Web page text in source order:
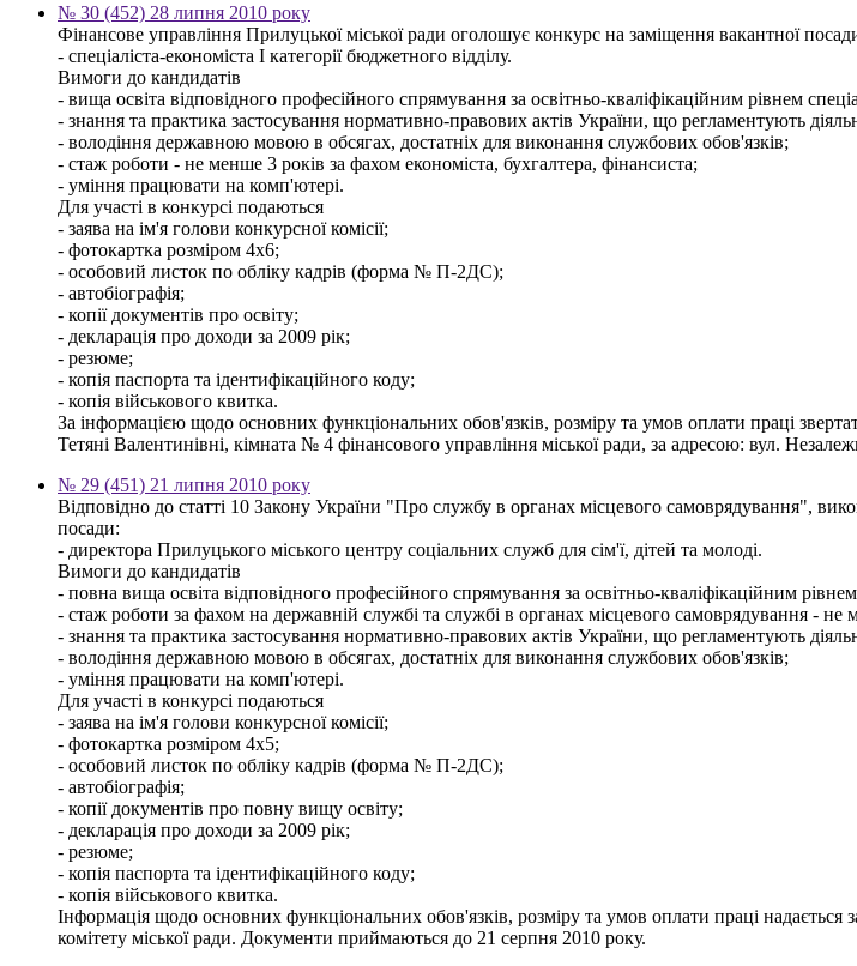
№ 30 (452) 28 липня 2010 року
Фінансове управління Прилуцької міської ради оголошує конкурс на заміщення вакантної
- спеціаліста-економіста І категорії бюджетного відділу.
Вимоги до кандидатів
- вища освіта відповідного професійного спрямування за освітньо-кваліфікаційним рівнем
- знання та практика застосування нормативно-правових актів України, що регламентують
- володіння державною мовою в обсягах, достатніх для виконання службових обов'язків;
- стаж роботи - не менше 3 років за фахом економіста, бухгалтера, фінансиста;
- уміння працювати на комп'ютері.
Для участі в конкурсі подаються
- заява на ім'я голови конкурсної комісії;
- фотокартка розміром 4х6;
- особовий листок по обліку кадрів (форма № П-2ДС);
- автобіографія;
- копії документів про освіту;
- декларація про доходи за 2009 рік;
- резюме;
- копія паспорта та ідентифікаційного коду;
- копія військового квитка.
За інформацією щодо основних функціональних обов'язків, розміру та умов оплати праці
Тетяні Валентинівні, кімната № 4 фінансового управління міської ради, за адресою: вул.
№ 29 (451) 21 липня 2010 року
Відповідно до статті 10 Закону України "Про службу в органах місцевого самоврядування",
посади:
- директора Прилуцького міського центру соціальних служб для сім'ї, дітей та молоді.
Вимоги до кандидатів
- повна вища освіта відповідного професійного спрямування за освітньо-кваліфікаційним рівнем
- стаж роботи за фахом на державній службі та службі в органах місцевого самоврядування -
- знання та практика застосування нормативно-правових актів України, що регламентують
- володіння державною мовою в обсягах, достатніх для виконання службових обов'язків;
- уміння працювати на комп'ютері.
Для участі в конкурсі подаються
- заява на ім'я голови конкурсної комісії;
- фотокартка розміром 4х5;
- особовий листок по обліку кадрів (форма № П-2ДС);
- автобіографія;
- копії документів про повну вищу освіту;
- декларація про доходи за 2009 рік;
- резюме;
- копія паспорта та ідентифікаційного коду;
- копія військового квитка.
Інформація щодо основних функціональних обов'язків, розміру та умов оплати праці
комітету міської ради. Документи приймаються до 21 серпня 2010 року.